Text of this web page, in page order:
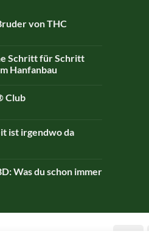
von THC
Schritt für Schritt
Hanfanbau
Club
ist irgendwo da
Was du schon immer